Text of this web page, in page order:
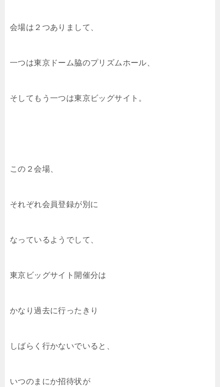
会場は２つありまして、
一つは東京ドーム脇のプリズムホール、
そしてもう一つは東京ビッグサイト。
この２会場、
それぞれ会員登録が別に
なっているようでして、
東京ビッグサイト開催分は
かなり過去に行ったきり
しばらく行かないでいると、
いつのまにか招待状が